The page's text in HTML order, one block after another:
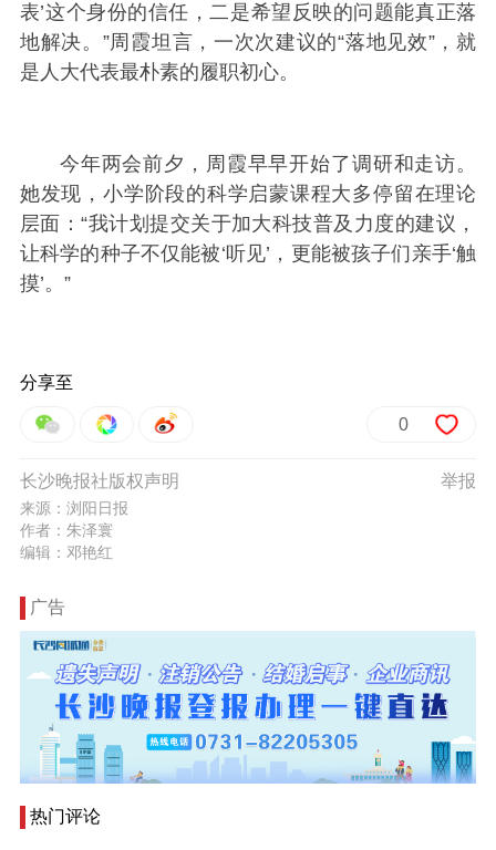
表’这个身份的信任，二是希望反映的问题能真正落
地解决。”周霞坦言，一次次建议的“落地见效”，就
是人大代表最朴素的履职初心。
今年两会前夕，周霞早早开始了调研和走访。
她发现，小学阶段的科学启蒙课程大多停留在理论
层面：“我计划提交关于加大科技普及力度的建议，
让科学的种子不仅能被‘听见’，更能被孩子们亲手‘触
摸’。”
分享至
0
举报
长沙晚报社版权声明
来源：浏阳日报
作者：朱泽寰
编辑：邓艳红
广告
热门评论